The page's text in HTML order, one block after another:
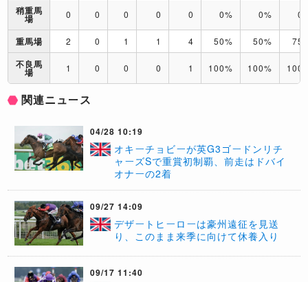
稍重馬
場 0 0 0 0 0 0% 0%
重馬場 2 0 1 1 4 50% 50%
不良馬
場 1 0 0 0 1 100% 100%
関連ニュース
04/28 10:19
オキーチョビーが英G3ゴードンリチ
ャーズSで重賞初制覇、前走はドバイ
オナーの2着
09/27 14:09
デザートヒーローは豪州遠征を見送
り、このまま来季に向けて休養入り
09/17 11:40